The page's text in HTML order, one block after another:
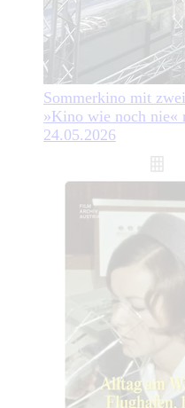
Sommerkino mit
»Kino wie noch
24.05.2026